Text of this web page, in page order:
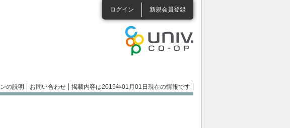
ログイン 新規会員登録
の説明 お問い合わせ 掲載内容は2015年01月01日現在の情報です